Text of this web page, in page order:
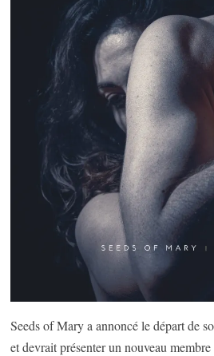
Seeds of Mary a annoncé le départ de
et devrait présenter un nouveau